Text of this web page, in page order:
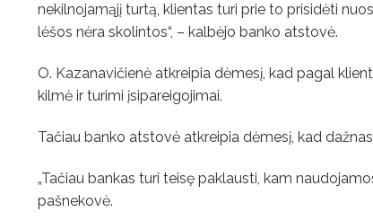
nekilnojamąjį turtą, klientas turi prie to prisidėti
lėšos nėra skolintos“, – kalbėjo banko atstovė.
O. Kazanavičienė atkreipia dėmesį, kad pagal
kilmė ir turimi įsipareigojimai.
Tačiau banko atstovė atkreipia dėmesį, kad
„Tačiau bankas turi teisę paklausti, kam
pašnekovė.